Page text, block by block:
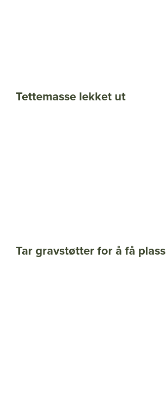
Tettemasse lekket ut
Tar gravstøtter for å få plass